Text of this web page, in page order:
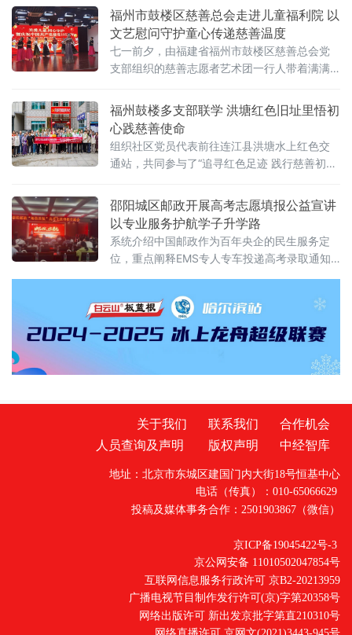
庭教育专业讲师，以“影响孩子一生的五大能
力”为主线，围绕0至6岁婴幼儿在大运动能力、
精细动
福州市鼓楼区慈善总会走进儿童福利院 以
文艺慰问守护童心传递慈善温度
七一前夕，由福建省福州市鼓楼区慈善总会党
支部组织的慈善志愿者艺术团一行人带着满满
童，童心守护”主题慰问暨庆祝共产党建党105
周年活动。当艺术团的志愿者们踏入这座充满
爱与希望的院落时，孩子们纯真的笑脸和一声
声稚嫩的问候，瞬间拉近了彼此的距离。福利
院的院长对爱心团队的莅临表达了诚挚谢意，
福州鼓楼多支部联学 洪塘红色旧址里悟初
心践慈善使命
组织社区党员代表前往连江县洪塘水上红色交
通站，共同参与了“追寻红色足迹 践行慈善初
命，汲取奋进力量。参与活动的党员们早早在
乌山社
邵阳城区邮政开展高考志愿填报公益宣讲
以专业服务护航学子升学路
系统介绍中国邮政作为百年央企的民生服务定
位，重点阐释EMS专人专车投递高考录取通知
升学中的责任担当。本次宣讲特邀拥有十三年
志愿填报指导经验的李铭老师现场授课。李铭
老师兼具高校任教与企业管理背景，深谙高校
培
关于我们 联系我们
合作机会
人员查询及声明
版权声明 中经智库
地址：北京市东城区建国门内大街18号恒基中心
电话（传真）：010-65066629
投稿及媒体事务合作：2501903867（微信）
京ICP备19045422号-3
京公网安备 11010502047854号
互联网信息服务行政许可 京B2-20213959
广播电视节目制作发行许可(京)字第20358号
网络出版许可 新出发京批字第直210310号